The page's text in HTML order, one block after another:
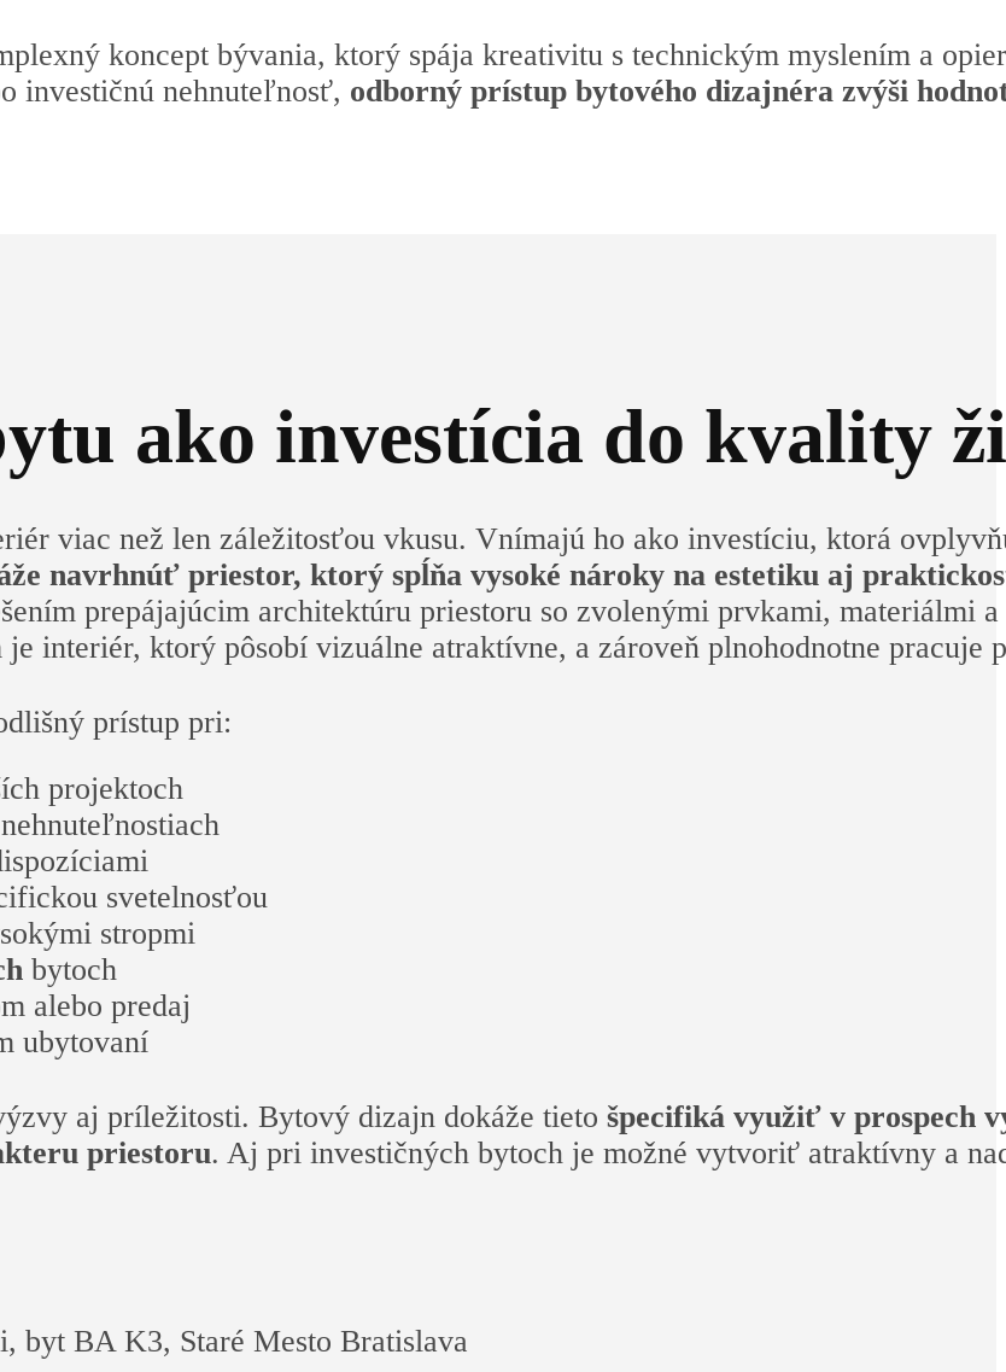
koncept bývania, ktorý spája kreativitu s technickým myslením a
investičnú nehnuteľnosť, odborný prístup bytového dizajnéra zvýši
ako investícia do kvality
viac než len záležitosťou vkusu. Vnímajú ho ako investíciu, ktorá
navrhnúť priestor, ktorý spĺňa vysoké nároky na estetiku aj
prepájajúcim architektúru priestoru so zvolenými prvkami, materiálmi
interiér, ktorý pôsobí vizuálne atraktívne, a zároveň plnohodnotne pracuje
prístup pri:
projektoch
svetelnosťou
stropmi
bytoch
alebo predaj
ubytovaní
aj príležitosti. Bytový dizajn dokáže tieto špecifiká využiť v prospech
priestoru. Aj pri investičných bytoch je možné vytvoriť atraktívny a